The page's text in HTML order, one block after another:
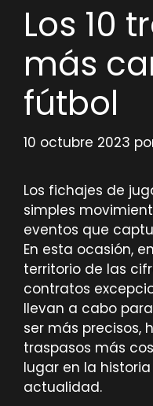
Los 10
más
fútbol
10 octubre 2023
Los fichajes de
simples
eventos que
En esta ocasión, en
territorio de las
contratos
llevan a cabo
ser más precisos,
traspasos más
lugar en la
actualidad.